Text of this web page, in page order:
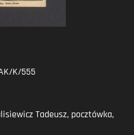
K/555
Tadeusz, pocztówka,